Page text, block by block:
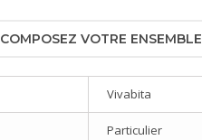
COMPOSEZ VOTRE ENSEMBLE
Vivabita
Particulier